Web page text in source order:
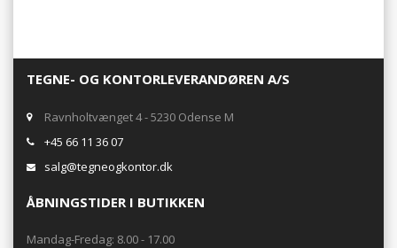
TEGNE- OG KONTORLEVERANDØREN A/S
Ravnholtvænget 4 - 5230 Odense M
+45 66 11 36 07
salg@tegneogkontor.dk
ÅBNINGSTIDER I BUTIKKEN
Mandag-Fredag: 8.00 - 17.00